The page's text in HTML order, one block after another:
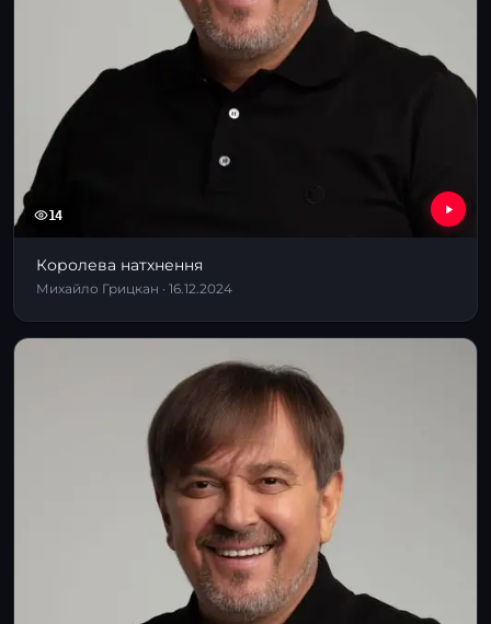
14
Королева натхнення
Михайло Грицкан · 16.12.2024